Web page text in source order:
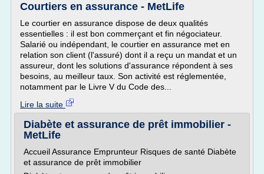
Courtiers en assurance - MetLife
Le courtier en assurance dispose de deux qualités
essentielles : il est bon commerçant et fin négociateur.
Salarié ou indépendant, le courtier en assurance met en
relation son client (l'assuré) dont il a reçu un mandat et un
assureur, dont les solutions d'assurance répondent à ses
besoins, au meilleur taux. Son activité est réglementée,
notamment par le Livre V du Code des...
Lire la suite
Diabète et assurance de prêt immobilier -
MetLife
Accueil Assurance Emprunteur Risques de santé Diabète
et assurance de prêt immobilier